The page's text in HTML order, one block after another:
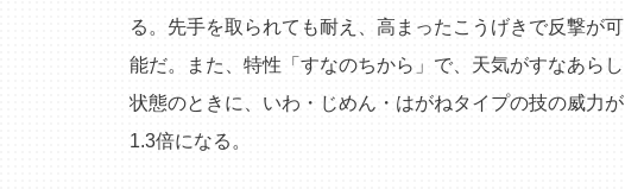
る。先手を取られても耐え、高まったこうげきで反撃が可
能だ。また、特性「すなのちから」で、天気がすなあらし
状態のときに、いわ・じめん・はがねタイプの技の威力が
1.3倍になる。